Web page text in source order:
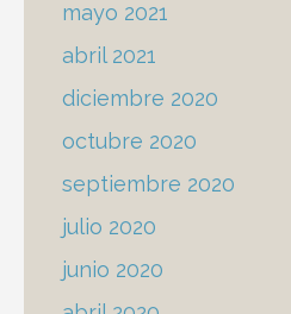
mayo 2021
abril 2021
diciembre 2020
octubre 2020
septiembre 2020
julio 2020
junio 2020